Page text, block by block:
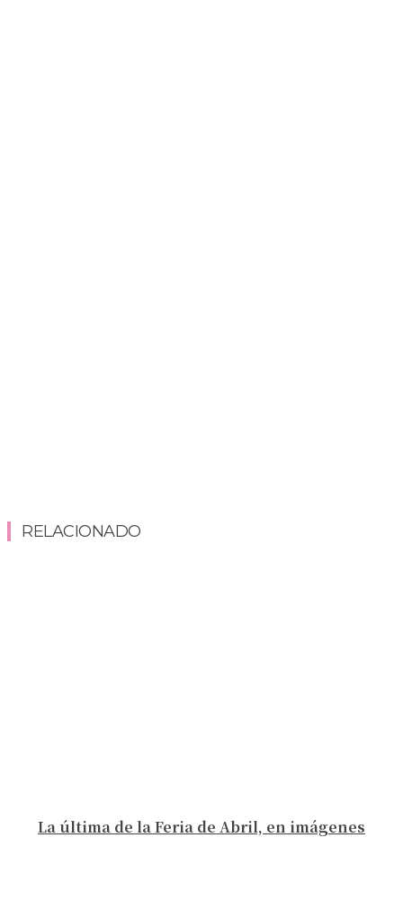
RELACIONADO
La última de la Feria de Abril, en imágenes